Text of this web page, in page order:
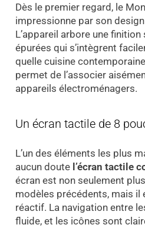
Dès le premier regard, le
impressionne par son
L’appareil arbore une
épurées qui s’intègrent
quelle cuisine
permet de l’associer
appareils électroménagers.
Un écran tactile de 8
L’un des éléments les plus
aucun doute l’écran tactile
écran est non seulement
modèles précédents, mais il
réactif. La navigation entre
fluide, et les icônes sont